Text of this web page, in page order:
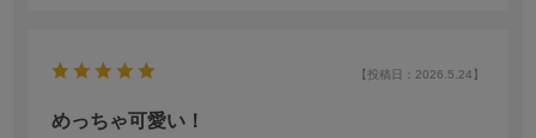
【投稿日：2026.5.24】
めっちゃ可愛い！